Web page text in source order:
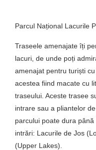
Parcul Național Lacurile
Traseele amenajate îți
lacuri, de unde poți
amenajat pentru turiști
acestea fiind macate cu
traseului. Aceste trasee
intrare sau a pliantelor
parcului poate dura
intrări: Lacurile de Jos
(Upper Lakes).